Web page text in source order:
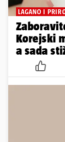
LAGANO I
Korejski
a sada